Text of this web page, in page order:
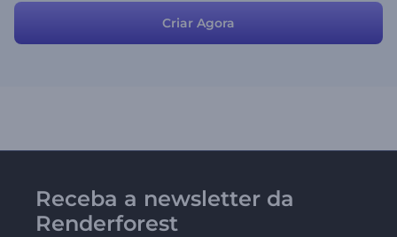
Criar Agora
Receba a newsletter da
Renderforest